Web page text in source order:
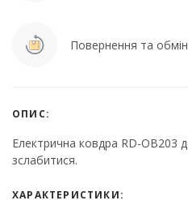
Повернення та
ОПИС:
Електрична ковдра RD-OB203
зслабитися.
ХАРАКТЕРИСТИКИ: